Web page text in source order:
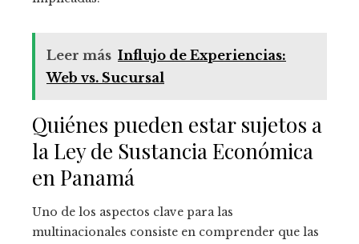
Leer más Influjo de Experiencias:
Web vs. Sucursal
Quiénes pueden estar sujetos a
la Ley de Sustancia Económica
en Panamá
Uno de los aspectos clave para las
multinacionales consiste en comprender que las